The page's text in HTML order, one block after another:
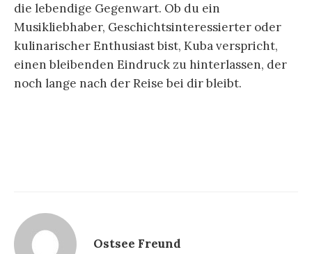
die lebendige Gegenwart. Ob du ein
Musikliebhaber, Geschichtsinteressierter oder
kulinarischer Enthusiast bist, Kuba verspricht,
einen bleibenden Eindruck zu hinterlassen, der
noch lange nach der Reise bei dir bleibt.
Ostsee Freund